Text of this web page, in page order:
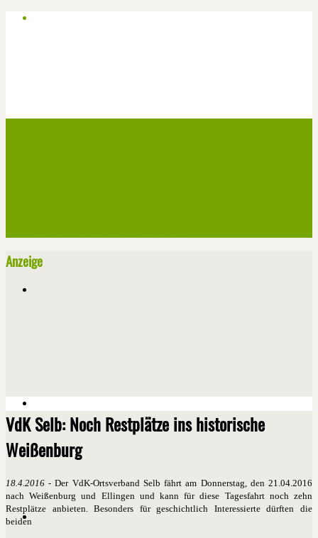
Anzeige
VdK Selb: Noch Restplätze ins historische
Weißenburg
18.4.2016 - Der VdK-Ortsverband Selb fährt am Donnerstag, den 21.04.2016
nach Weißenburg und Ellingen und kann für diese Tagesfahrt noch zehn
Restplätze anbieten. Besonders für geschichtlich Interessierte dürften die
beiden